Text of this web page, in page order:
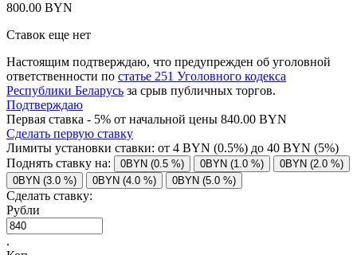
800.00 BYN
Ставок еще нет
Настоящим подтверждаю, что предупрежден об уголовной
ответственности по статье 251 Уголовного кодекса
Республики Беларусь за срыв публичных торгов.
Подтверждаю
Первая ставка - 5% от начальной цены 840.00 BYN
Сделать первую ставку
Лимиты установки ставки: от 4 BYN (0.5%) до 40 BYN (5%)
Поднять ставку на:
0BYN (0.5 %) 0BYN (1.0 %)
0BYN (2.0 %)
0BYN (3.0 %)
0BYN (4.0 %) 0BYN (5.0 %)
Сделать ставку:
Рубли
.